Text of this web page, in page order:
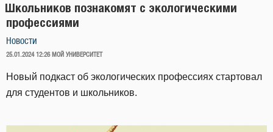
Школьников познакомят с экологическими
профессиями
Новости
ОПУБЛИКОВАНО
25.01.2024 12:26 МОЙ УНИВЕРСИТЕТ
Новый подкаст об экологических профессиях стартовал
для студентов и школьников.